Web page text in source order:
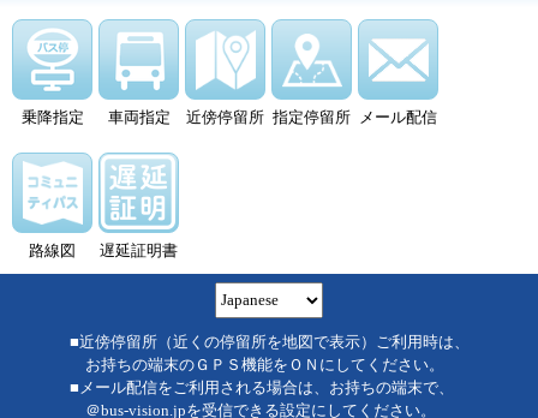
乗降指定 車両指定 近傍停留所 指定停留所 メール配信
路線図 遅延証明書
■近傍停留所（近くの停留所を地図で表示）ご利用時は、
お持ちの端末のＧＰＳ機能をＯＮにしてください。
■メール配信をご利用される場合は、お持ちの端末で、
＠bus-vision.jpを受信できる設定にしてください。